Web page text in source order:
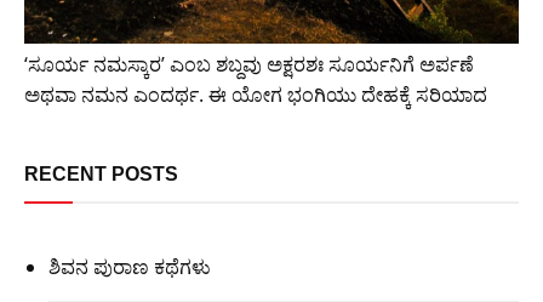
‘ಸೂರ್ಯ ನಮಸ್ಕಾರ’ ಎಂಬ ಶಬ್ದವು ಅಕ್ಷರಶಃ ಸೂರ್ಯನಿಗೆ ಅರ್ಪಣೆ
ಅಥವಾ ನಮನ ಎಂದರ್ಥ. ಈ ಯೋಗ ಭಂಗಿಯು ದೇಹಕ್ಕೆ ಸರಿಯಾದ
RECENT POSTS
ಶಿವನ ಪುರಾಣ ಕಥೆಗಳು